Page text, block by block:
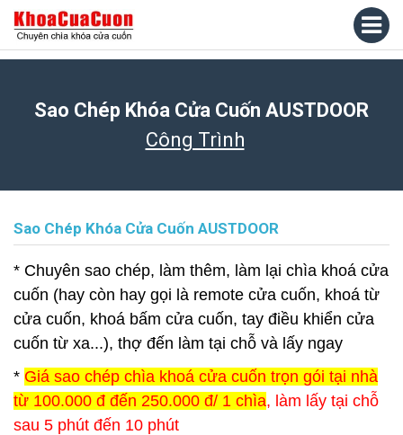
Sao Chép Khóa Cửa Cuốn AUSTDOOR
Công Trình
Sao Chép Khóa Cửa Cuốn AUSTDOOR
* Chuyên sao chép, làm thêm, làm lại chìa khoá cửa
cuốn (hay còn hay gọi là remote cửa cuốn, khoá từ
cửa cuốn, khoá bấm cửa cuốn, tay điều khiển cửa
cuốn từ xa...), thợ đến làm tại chỗ và lấy ngay
* Giá sao chép chìa khoá cửa cuốn trọn gói tại nhà
từ 100.000 đ đến 250.000 đ/ 1 chìa, làm lấy tại chỗ
sau 5 phút đến 10 phút